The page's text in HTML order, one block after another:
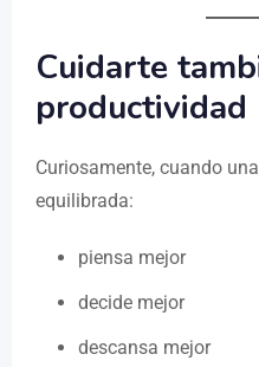
Cuidarte
productividad
Curiosamente, cuando
equilibrada:
piensa mejor
decide mejor
descansa mejor